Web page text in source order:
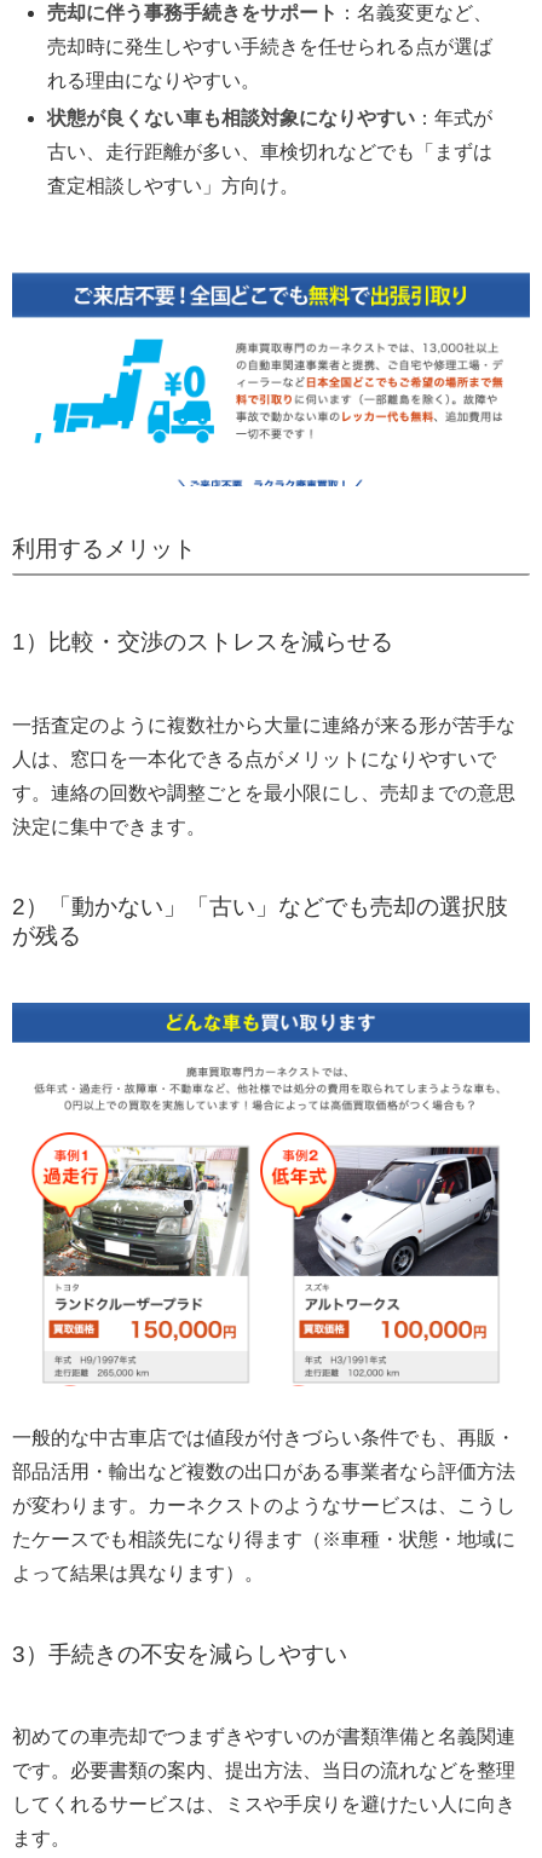
売却に伴う事務手続きをサポート ：名義変更など、
売却時に発生しやすい手続きを任せられる点が選ば
れる理由になりやすい。
状態が良くない車も相談対象になりやすい ：年式が
古い、走行距離が多い、車検切れなどでも「まずは
査定相談しやすい」方向け。
利用するメリット
1）比較・交渉のストレスを減らせる
一括査定のように複数社から大量に連絡が来る形が苦手な
人は、窓口を一本化できる点がメリットになりやすいで
す。連絡の回数や調整ごとを最小限にし、売却までの意思
決定に集中できます。
2）「動かない」「古い」などでも売却の選択肢
が残る
一般的な中古車店では値段が付きづらい条件でも、再販・
部品活用・輸出など複数の出口がある事業者なら評価方法
が変わります。カーネクストのようなサービスは、こうし
たケースでも相談先になり得ます（※車種・状態・地域に
よって結果は異なります）。
3）手続きの不安を減らしやすい
初めての車売却でつまずきやすいのが書類準備と名義関連
です。必要書類の案内、提出方法、当日の流れなどを整理
してくれるサービスは、ミスや手戻りを避けたい人に向き
ます。